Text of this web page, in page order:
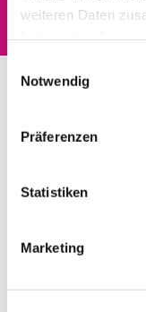
weiteren Daten
Notwendig
Präferenzen
Statistiken
Marketing